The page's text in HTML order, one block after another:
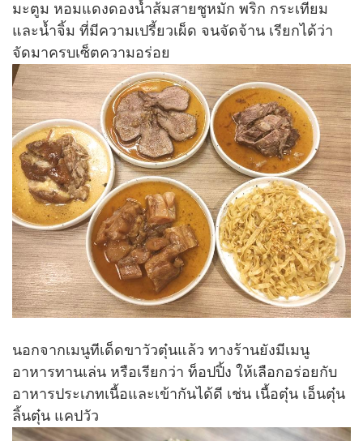
มะตูม หอมแดงดองน้ำส้มสายชูหมัก พริก กระเทียม
และน้ำจิ้ม ที่มีความเปรี้ยวเผ็ด จนจัดจ้าน เรียกได้ว่า
จัดมาครบเซ็ตความอร่อย
นอกจากเมนูทีเด็ดขาวัวตุ๋นแล้ว ทางร้านยังมีเมนู
อาหารทานเล่น หรือเรียกว่า ท็อปปิ้ง ให้เลือกอร่อยกับ
อาหารประเภทเนื้อและเข้ากันได้ดี เช่น เนื้อตุ๋น เอ็นตุ๋น
ลิ้นตุ๋น แคปวัว